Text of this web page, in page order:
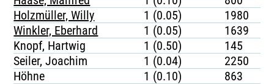
Holzmüller, Willy
1 (0.05)
1980
Winkler, Eberhard
1 (0.05)
1639
Knopf, Hartwig
1 (0.50)
145
Seiler, Joachim
1 (0.04)
2250
Höhne
1 (0.10) 863